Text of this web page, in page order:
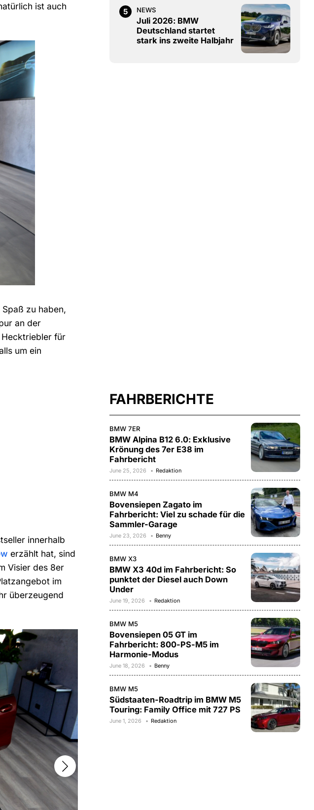
ist auch
zu haben,
an der
Hecktriebler für
um ein
innerhalb
erzählt hat, sind
Visier des 8er
im
überzeugend
5 NEWS
Juli 2026: BMW
Deutschland startet
stark ins zweite Halbjahr
FAHRBERICHTE
BMW 7ER
BMW Alpina B12 6.0: Exklusive
Krönung des 7er E38 im
Fahrbericht
June 25, 2026 Redaktion
BMW M4
Bovensiepen Zagato im
Fahrbericht: Viel zu schade für die
Sammler-Garage
June 23, 2026 Benny
BMW X3
BMW X3 40d im Fahrbericht: So
punktet der Diesel auch Down
Under
June 19, 2026 Redaktion
BMW M5
Bovensiepen 05 GT im
Fahrbericht: 800-PS-M5 im
Harmonie-Modus
June 18, 2026 Benny
BMW M5
Südstaaten-Roadtrip im BMW M5
Touring: Family Office mit 727 PS
June 1, 2026 Redaktion